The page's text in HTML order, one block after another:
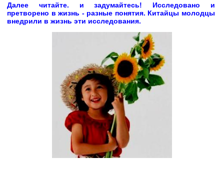
Далее читайте. и задумайтесь! Исследовано и
претворено в жизнь - разные понятия. Китайцы молодцы
внедрили в жизнь эти исследования.